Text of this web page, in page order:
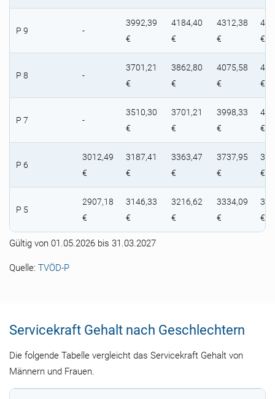
P 9 -
3992,39
€
4184,40
€
4312,38
€
€
P 8 -
3701,21
€
3862,80
€
4075,58
€
€
P 7 -
3510,30
€
3701,21
€
3998,33
€
€
P 6
3012,49
€
3187,41
€
3363,47
€
3737,95
€
€
P 5
2907,18
€
3146,33
€
3216,62
€
3334,09
€
€
Gültig von 01.05.2026 bis 31.03.2027
Quelle: TVÖD-P
Servicekraft Gehalt nach Geschlechtern
Die folgende Tabelle vergleicht das Servicekraft Gehalt von
Männern und Frauen.